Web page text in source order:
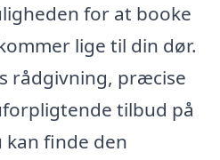
for at booke
lige til din dør.
rådgivning, præcise
tilbud på
kan finde den